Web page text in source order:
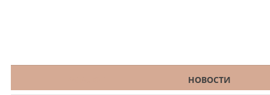
НОВОСТИ